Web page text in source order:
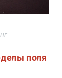
поля